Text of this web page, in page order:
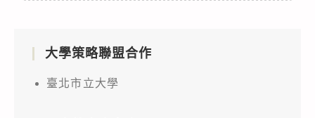
大學策略聯盟合作
臺北市立大學